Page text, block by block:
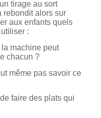
tirage au sort
rebondit alors sur
aux enfants quels
:
machine peut
chacun ?
même pas savoir ce
faire des plats qui